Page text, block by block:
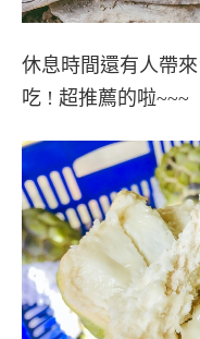
休息時間還有人帶
吃 ! 超推薦的啦~~~